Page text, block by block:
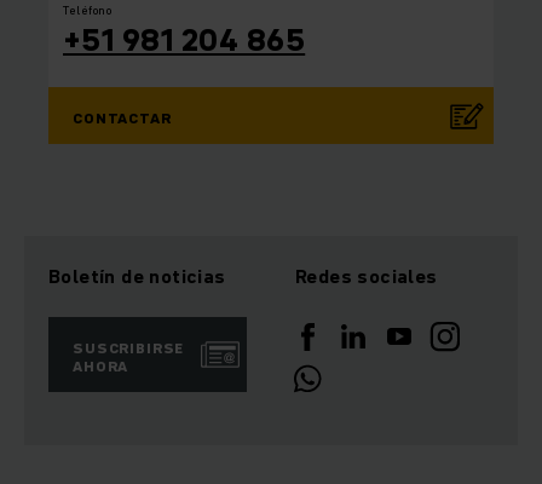
Teléfono
+51 981 204 865
CONTACTAR
Boletín de noticias
SUSCRIBIRSE
AHORA
Redes sociales